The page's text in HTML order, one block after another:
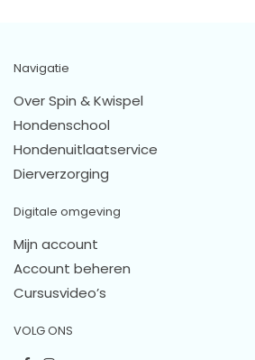
Navigatie
Over Spin & Kwispel
Hondenschool
Hondenuitlaatservice
Dierverzorging
Digitale omgeving
Mijn account
Account beheren
Cursusvideo’s
VOLG ONS